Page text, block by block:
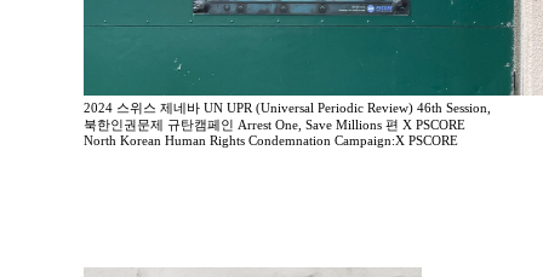
2024 스위스 제네바 UN UPR (Universal Periodic Review) 46th Session,
북한인권문제 규탄캠페인 Arrest One, Save Millions 편 X PSCORE
North Korean Human Rights Condemnation Campaign:X PSCORE